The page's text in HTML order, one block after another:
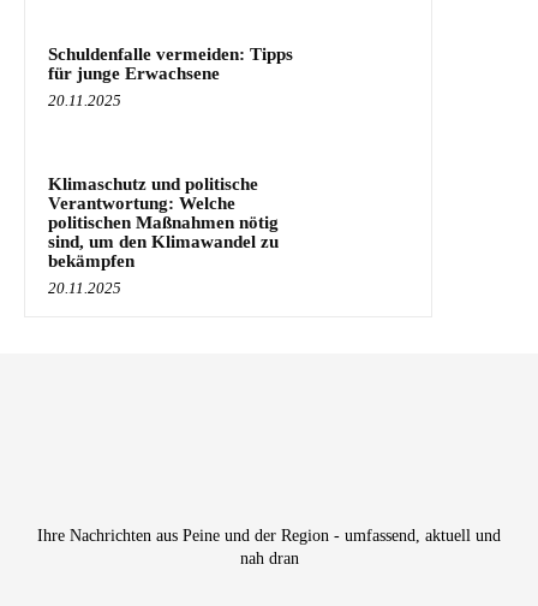
Schuldenfalle vermeiden: Tipps
für junge Erwachsene
20.11.2025
Klimaschutz und politische
Verantwortung: Welche
politischen Maßnahmen nötig
sind, um den Klimawandel zu
bekämpfen
20.11.2025
Ihre Nachrichten aus Peine und der Region - umfassend, aktuell und
nah dran